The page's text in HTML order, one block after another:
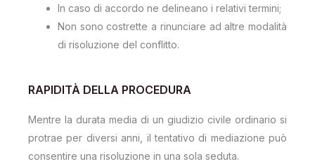
In caso di accordo ne delineano i relativi termini;
Non sono costrette a rinunciare ad altre modalità
di risoluzione del conflitto.
RAPIDITÀ DELLA PROCEDURA
Mentre la durata media di un giudizio civile ordinario si
protrae per diversi anni, il tentativo di mediazione può
consentire una risoluzione in una sola seduta.